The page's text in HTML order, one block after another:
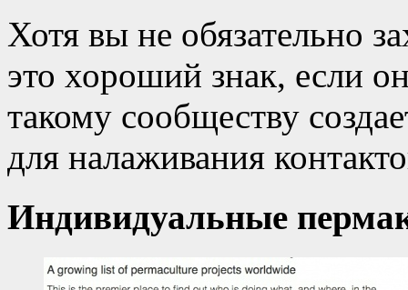
Хотя вы не обязательно
это хороший знак, если
такому сообществу
для налаживания
Индивидуальные